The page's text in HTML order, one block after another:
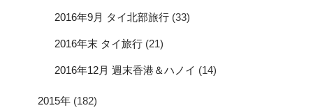
2016年9月 タイ北部旅行 (33)
2016年末 タイ旅行 (21)
2016年12月 週末香港＆ハノイ (14)
2015年 (182)